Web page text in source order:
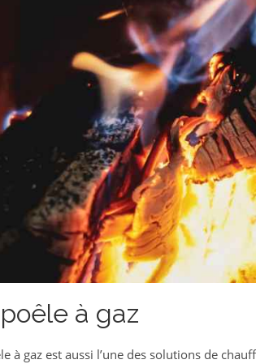
à gaz
à gaz est aussi l’une des solutions de